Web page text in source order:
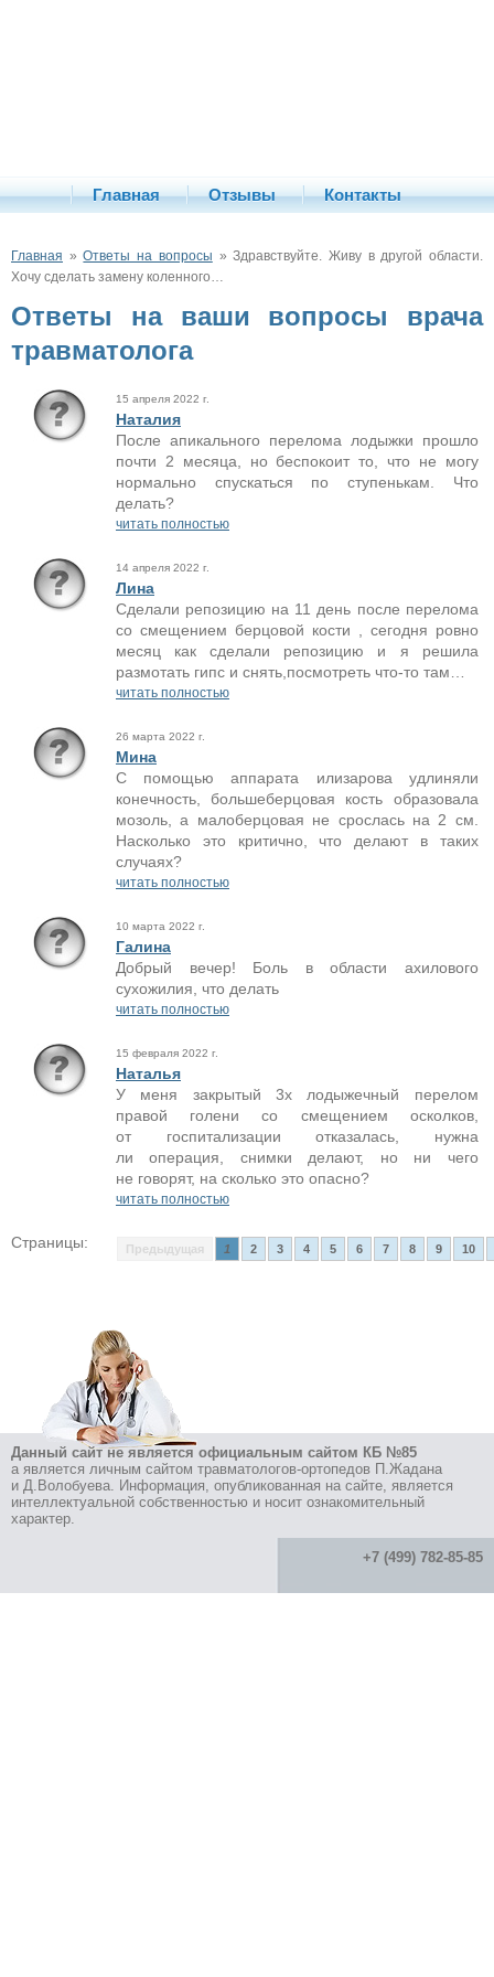
Главная Отзывы Контакты
Главная »Ответы на вопросы » Здравствуйте. Живу в другой области.
Хочу сделать замену коленного…
Ответы на ваши вопросы врача
травматолога
15 апреля 2022 г.
Наталия
После апикального перелома лодыжки прошло
почти 2 месяца, но беспокоит то, что не могу
нормально спускаться по ступенькам. Что
делать?
читать полностью
14 апреля 2022 г.
Лина
Сделали репозицию на 11 день после перелома
со смещением берцовой кости , сегодня ровно
месяц как сделали репозицию и я решила
размотать гипс и снять,посмотреть что-то там…
читать полностью
26 марта 2022 г.
Мина
С помощью аппарата илизарова удлиняли
конечность, большеберцовая кость образовала
мозоль, а малоберцовая не срослась на 2 см.
Насколько это критично, что делают в таких
случаях?
читать полностью
10 марта 2022 г.
Галина
Добрый вечер! Боль в области ахилового
сухожилия, что делать
читать полностью
15 февраля 2022 г.
Наталья
У меня закрытый 3х лодыжечный перелом
правой голени со смещением осколков,
от госпитализации отказалась, нужна
ли операция, снимки делают, но ни чего
не говорят, на сколько это опасно?
читать полностью
Страницы: Предыдущая 1 2 3 4 5 6 7 8 9 10
Данный сайт не является официальным сайтом КБ №85
а является личным сайтом травматологов-ортопедов П.Жадана
и Д.Волобуева. Информация, опубликованная на сайте, является
интеллектуальной собственностью и носит ознакомительный
характер.
+7 (499) 782-85-85